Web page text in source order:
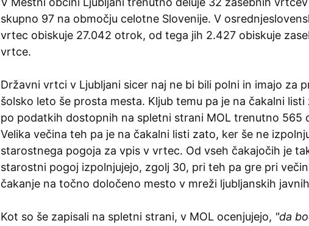
skupno 97 na območju celotne Slovenije. V
vrtec obiskuje 27.042 otrok, od tega jih 2.427 obiskuje
vrtce.
Državni vrtci v Ljubljani sicer naj ne bi bili polni in imajo za
šolsko leto še prosta mesta. Kljub temu pa je na čakalni
po podatkih dostopnih na spletni strani MOL trenutno 565
Velika večina teh pa je na čakalni listi zato, ker še ne
starostnega pogoja za vpis v vrtec. Od vseh čakajočih je
starostni pogoj izpolnjujejo, zgolj 30, pri teh pa gre pri
čakanje na točno določeno mesto v mreži ljubljanskih
Kot so še zapisali na spletni strani, v MOL ocenjujejo, "da